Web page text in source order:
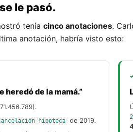
le pasó.
tenía cinco anotaciones.
anotación, habría visto esto:
heredó de la mamá.”
hipoteca
de 2019.